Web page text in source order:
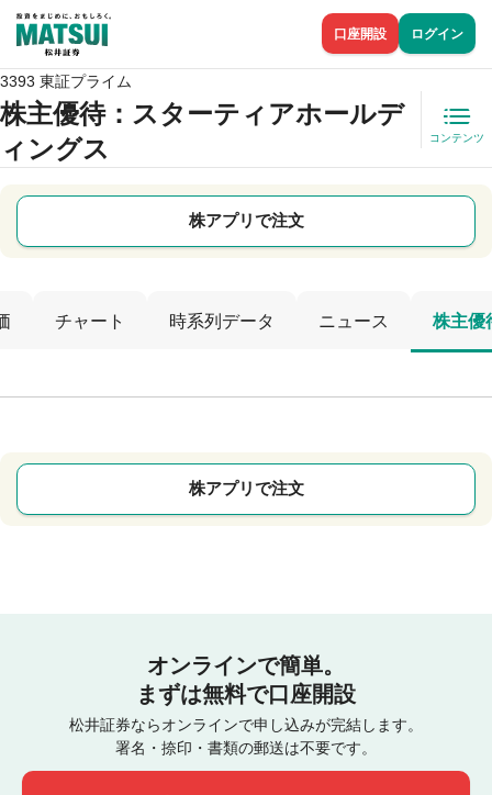
口座開設 ログイン
3393 東証プライム
株主優待：スターティアホールデ
ィングス
コンテンツ
株アプリで注文
チャート 時系列データ ニュース 株主優
株アプリで注文
オンラインで簡単。
まずは無料で口座開設
松井証券ならオンラインで申し込みが完結します。
署名・捺印・書類の郵送は不要です。